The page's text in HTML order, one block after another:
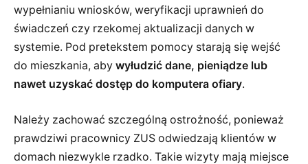
wypełnianiu wniosków, weryfikacji uprawnień do
świadczeń czy rzekomej aktualizacji danych w
systemie. Pod pretekstem pomocy starają się wejść
do mieszkania, aby wyłudzić dane, pieniądze lub
nawet uzyskać dostęp do komputera ofiary.
Należy zachować szczególną ostrożność, ponieważ
prawdziwi pracownicy ZUS odwiedzają klientów w
domach niezwykle rzadko. Takie wizyty mają miejsce